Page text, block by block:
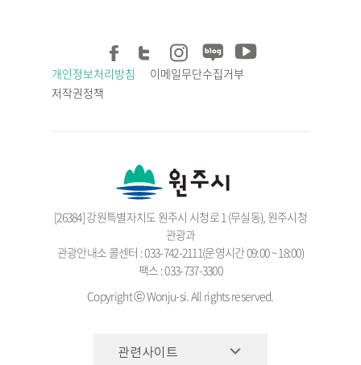
개인정보처리방침
이메일무단수집거부
저작권정책
[26384] 강원특별자치도 원주시 시청로 1 (무실동), 원주시청
관광과
관광안내소 콜센터 : 033-742-2111(운영시간 09:00 ~ 18:00)
팩스 : 033-737-3300
Copyright ⓒ Wonju-si. All rights reserved.
관련사이트